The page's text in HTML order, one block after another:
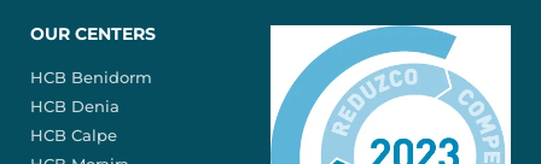
OUR CENTERS
HCB Benidorm
HCB Denia
HCB Calpe